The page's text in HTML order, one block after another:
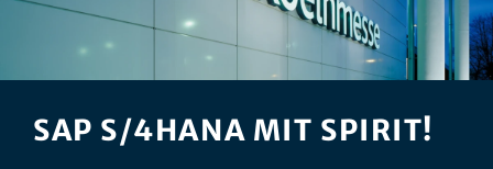
SAP S/4HANA MIT SPIRIT!